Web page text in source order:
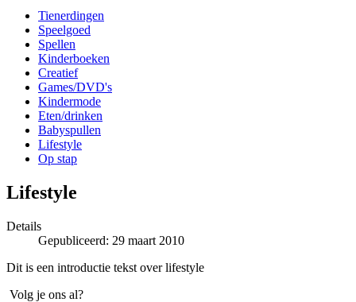
Tienerdingen
Speelgoed
Spellen
Kinderboeken
Creatief
Games/DVD's
Kindermode
Eten/drinken
Babyspullen
Lifestyle
Op stap
Lifestyle
Details
Gepubliceerd: 29 maart 2010
Dit is een introductie tekst over lifestyle
Volg je ons al?